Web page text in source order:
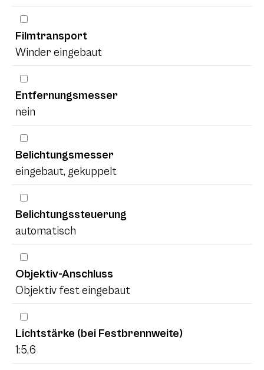
Filmtransport
Winder eingebaut
Entfernungsmesser
nein
Belichtungsmesser
eingebaut, gekuppelt
Belichtungssteuerung
automatisch
Objektiv-Anschluss
Objektiv fest eingebaut
Lichtstärke (bei Festbrennweite)
1:5,6